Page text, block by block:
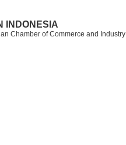
INDONESIA
Chamber of Commerce and Industry